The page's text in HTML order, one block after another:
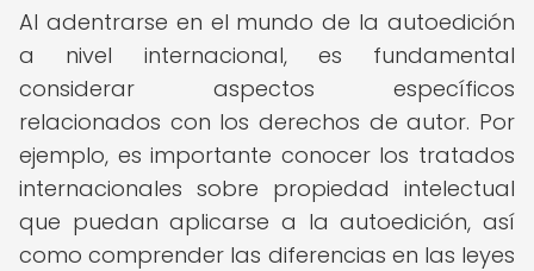
Al adentrarse en el mundo de la autoedición
a nivel internacional, es fundamental
considerar aspectos específicos
relacionados con los derechos de autor. Por
ejemplo, es importante conocer los tratados
internacionales sobre propiedad intelectual
que puedan aplicarse a la autoedición, así
como comprender las diferencias en las leyes